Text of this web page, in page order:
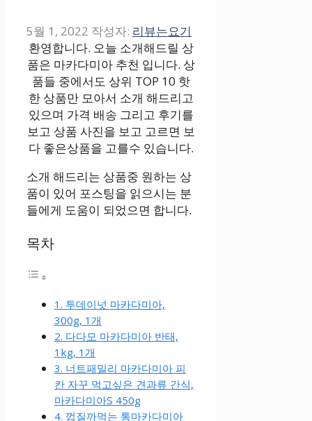
5월 1, 2022 작성자: 리뷰는요기
환영합니다. 오늘 소개해드릴 상
품은 마카다미아 추천 입니다. 상
품들 중에서도 상위 TOP 10 핫
한 상품만 모아서 소개 해드리고
있으며 가격 배송 그리고 후기를
보고 상품 사진을 보고 고르면 보
다 좋은상품을 고를수 있습니다.
소개 해드리는 상품중 원하는 상
품이 있어 포스팅을 읽으시는 분
들에게 도움이 되었으면 합니다.
목차
1. 투데이넛 마카다미아,
300g, 1개
2. 다다모 마카다미아 반태,
1kg, 1개
3. 너트패밀리 마카다미아 피
칸 자꾸 먹고싶은 견과류 간식,
마카다미아S 450g
4. 껍질까먹는 통마카다미아